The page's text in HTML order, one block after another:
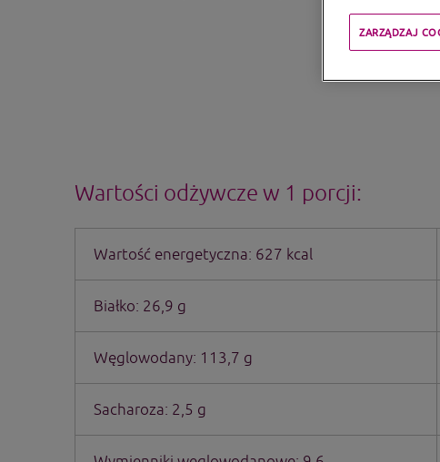
Wartości odżywcze w 1 porcji:
Wartość energetyczna: 627 kcal
Białko: 26,9 g
Węglowodany: 113,7 g
Sacharoza: 2,5 g
ZARZĄDZAJ